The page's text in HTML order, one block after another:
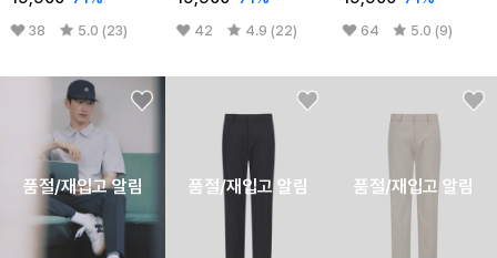
38 5.0 (23) 42 4.9 (22) 64 5.0 (9)
품절/재입고 알림 품절/재입고 알림 품절/재입고 알림